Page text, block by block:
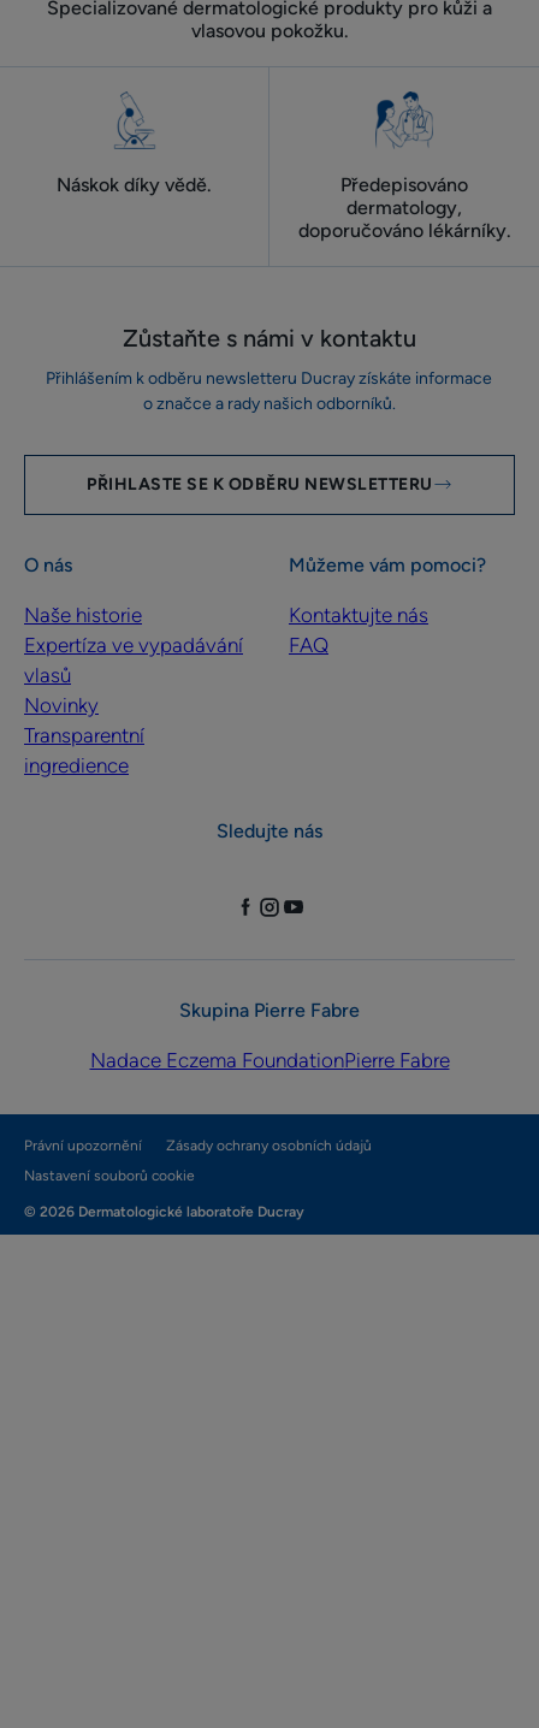
Specializované dermatologické produkty pro kůži a
vlasovou pokožku.
Náskok díky vědě.
Předepisováno
dermatology,
doporučováno lékárníky.
Zůstaňte s námi v kontaktu
Přihlášením k odběru newsletteru Ducray získáte informace
o značce a rady našich odborníků.
PŘIHLASTE SE K ODBĚRU NEWSLETTERU
O nás
Naše historie
Expertíza ve vypadávání
vlasů
Novinky
Transparentní
ingredience
Můžeme vám pomoci?
Kontaktujte nás
FAQ
Sledujte nás
Skupina Pierre Fabre
Nadace Eczema FoundationPierre Fabre
Právní upozornění
Zásady ochrany osobních údajů
Nastavení souborů cookie
© 2026 Dermatologické laboratoře Ducray